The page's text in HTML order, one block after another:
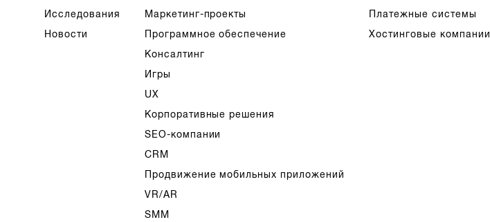
Исследования
Новости
Маркетинг-проекты
Программное обеспечение
Консалтинг
Игры
UX
Корпоративные решения
SEO-компании
CRM
Продвижение мобильных приложений
VR/AR
SMM
Платежные системы
Хостинговые компании